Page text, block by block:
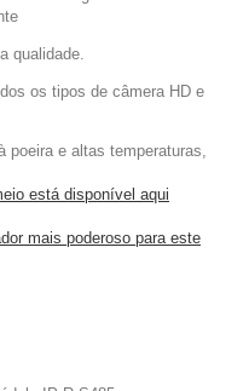
qualidade.
os tipos de câmera HD e
poeira e altas temperaturas,
está disponível aqui
mais poderoso para este